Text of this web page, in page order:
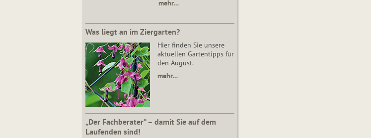
mehr…
Was liegt an im Ziergarten?
Hier finden Sie unsere
aktuellen Gartentipps für
den August.
mehr…
„Der Fachberater“ – damit Sie auf dem
Laufenden sind!